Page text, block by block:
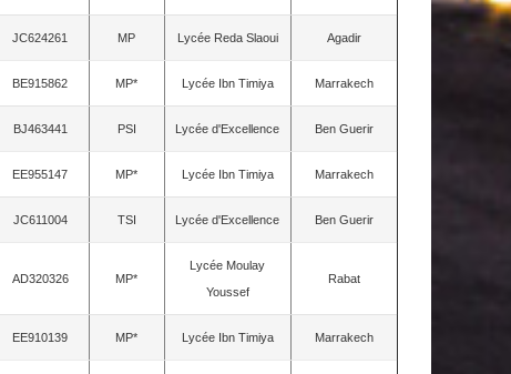
JC624261 MP Lycée Reda Slaoui Agadir
BE915862 MP* Lycée Ibn Timiya Marrakech
BJ463441 PSI Lycée d'Excellence Ben Guerir
EE955147 MP* Lycée Ibn Timiya Marrakech
JC611004 TSI Lycée d'Excellence Ben Guerir
AD320326 MP*
Lycée Moulay
Youssef
Rabat
EE910139 MP* Lycée Ibn Timiya Marrakech